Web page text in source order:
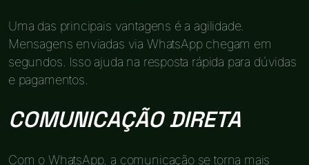
Uma das principais vantagens é a agilidade.
Mensagens enviadas via WhatsApp chegam em
segundos. Isso ajuda na resposta rápida para dúvidas
e pagamentos.
COMUNICAÇÃO DIRETA
Com o WhatsApp, a comunicação se torna mais